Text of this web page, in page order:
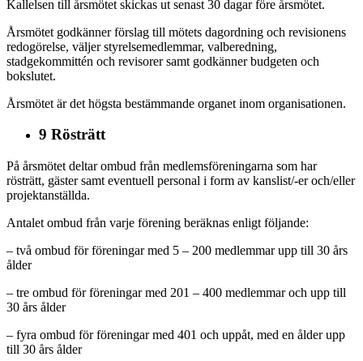
Kallelsen till årsmötet skickas ut senast 30 dagar före årsmötet.
Årsmötet godkänner förslag till mötets dagordning och revisionens
redogörelse, väljer styrelsemedlemmar, valberedning,
stadgekommittén och revisorer samt godkänner budgeten och
bokslutet.
Årsmötet är det högsta bestämmande organet inom organisationen.
9 Rösträtt
På årsmötet deltar ombud från medlemsföreningarna som har
rösträtt, gäster samt eventuell personal i form av kanslist/-er och/eller
projektanställda.
Antalet ombud från varje förening beräknas enligt följande:
– två ombud för föreningar med 5 – 200 medlemmar upp till 30 års
ålder
– tre ombud för föreningar med 201 – 400 medlemmar och upp till
30 års ålder
– fyra ombud för föreningar med 401 och uppåt, med en ålder upp
till 30 års ålder